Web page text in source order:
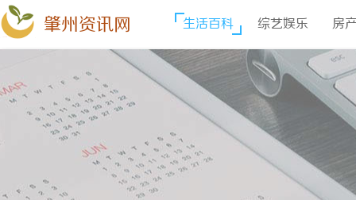
肇州资讯网 生活百科 综艺娱乐 房